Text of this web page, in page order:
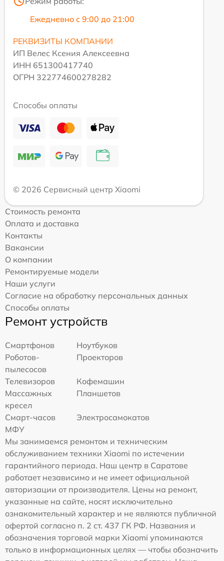
Ежедневно с 9:00 до 21:00
РЕКВИЗИТЫ КОМПАНИИ
ИП Велес Ксения Алексеевна
ИНН 651300417740
ОГРН 322774600278282
Способы оплаты
© 2026 Сервисный центр Xiaomi
Стоимость ремонта
Оплата и доставка
Контакты
Вакансии
О компании
Ремонтируемые модели
Наши услуги
Согласие на обработку персональных данных
Способы оплаты
Ремонт устройств
Смартфонов
Ноутбуков
Роботов-
пылесосов
Проекторов
Телевизоров
Кофемашин
Массажных
кресел
Планшетов
Смарт-часов
Электросамокатов
МФУ
Мы занимаемся ремонтом и техническим
обслуживанием техники Xiaomi по истечении
гарантийного периода. Наш центр в Саратове
работает независимо и не имеет официальной
авторизации от производителя. Цены на ремонт,
указанные на сайте, носят исключительно
ознакомительный характер и не являются публичной
офертой согласно п. 2 ст. 437 ГК РФ. Названия и
обозначения торговой марки Xiaomi упоминаются
только в информационных целях — чтобы обозначить